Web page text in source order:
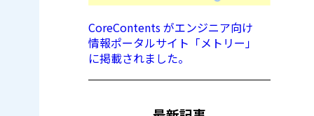
CoreContents がエンジニア向け
情報ポータルサイト「メトリー」
に掲載されました。